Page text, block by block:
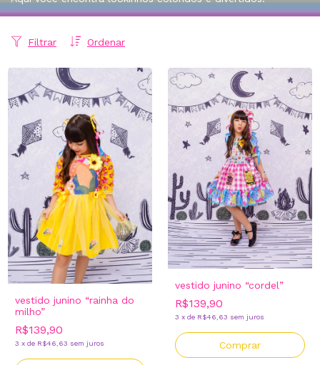
Ordenar
Filtrar
vestido junino “rainha do
milho”
R$139,90
3 x de R$46,63 sem juros
vestido junino “cordel”
R$139,90
3 x de R$46,63 sem juros
Comprar